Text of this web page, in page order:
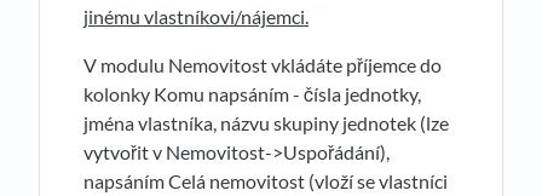
jinému vlastníkovi/nájemci.
V modulu Nemovitost vkládáte příjemce do
kolonky Komu napsáním - čísla jednotky,
jména vlastníka, názvu skupiny jednotek (lze
vytvořit v Nemovitost->Uspořádání),
napsáním Celá nemovitost (vloží se vlastníci